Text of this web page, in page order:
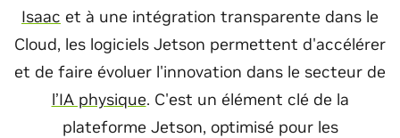
Isaac et à une intégration transparente dans le
Cloud, les logiciels Jetson permettent d'accélérer
et de faire évoluer l'innovation dans le secteur de
l’IA physique. C'est un élément clé de la
plateforme Jetson, optimisé pour les